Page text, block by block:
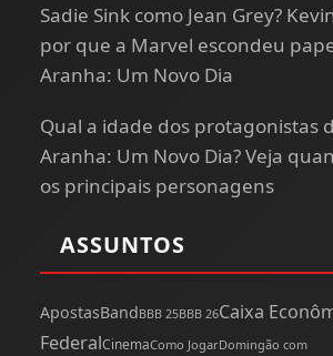
Sadie Sink como Jean Grey?
por que a Marvel escondeu
Aranha: Um Novo Dia
Qual a idade dos protagonistas
Aranha: Um Novo Dia? Veja
os principais personagens
ASSUNTOS
ApostasBandBBB 25BBB 26Caixa
FederalCinemaComo JogarDomingão com